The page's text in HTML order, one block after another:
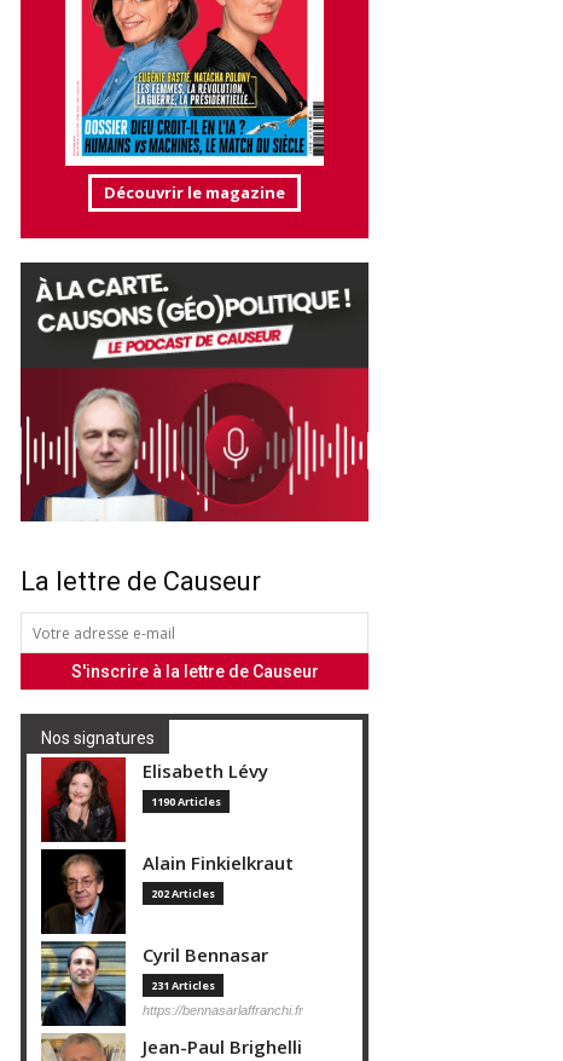
Découvrir le magazine
La lettre de Causeur
Nos signatures
Elisabeth Lévy
1190 Articles
Alain Finkielkraut
202 Articles
Cyril Bennasar
231 Articles
https://bennasarlaffranchi.fr
Jean-Paul Brighelli